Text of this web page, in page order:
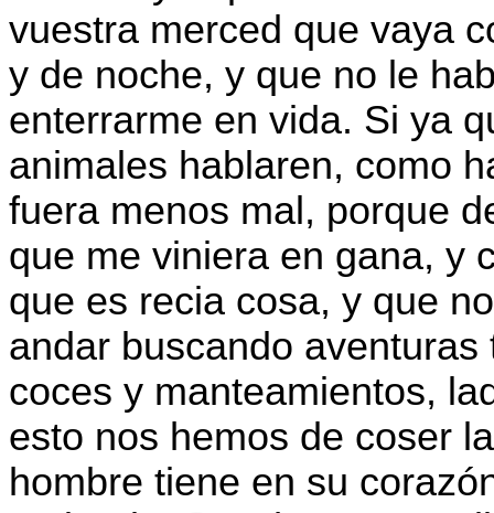
vuestra merced que vaya
y de noche, y que no le
enterrarme en vida. Si ya
animales hablaren, como
fuera menos mal, porque
que me viniera en gana, y
que es recia cosa, y que
andar buscando
coces y manteamientos,
esto nos hemos de coser
hombre tiene en su